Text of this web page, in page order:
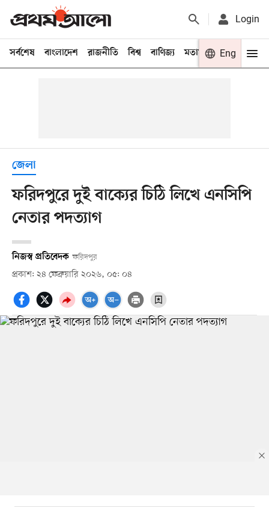
Login
সর্বশেষ বাংলাদেশ রাজনীতি বিশ্ব বাণিজ্য মতামত খেলা
Eng
জেলা
ফরিদপুরে দুই বাক্যের চিঠি লিখে এনসিপি
নেতার পদত্যাগ
নিজস্ব প্রতিবেদক ফরিদপুর
প্রকাশ: ২৪ ফেব্রুয়ারি ২০২৬, ০৫: ০৪